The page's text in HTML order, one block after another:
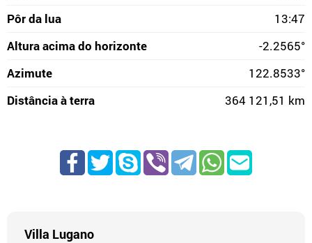
Pôr da lua
13:47
Altura acima do horizonte
-2.2565°
Azimute
122.8533°
Distância à terra
364 121,51 km
Villa Lugano